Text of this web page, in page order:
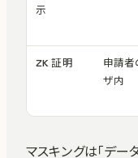
示
ZK 証明
申請者
ザ内
マスキングは「デー